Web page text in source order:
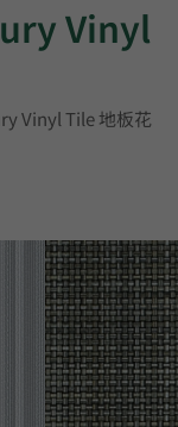
Vinyl
Vinyl Tile 地板花